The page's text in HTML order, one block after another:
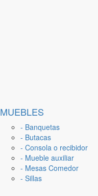
MUEBLES
- Banquetas
- Butacas
- Consola o recibidor
- Mueble auxiliar
- Mesas Comedor
- Sillas